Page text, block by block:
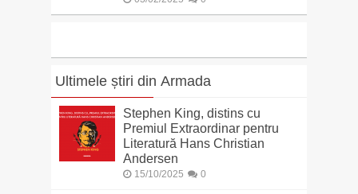
Ultimele știri din Armada
Stephen King, distins cu
Premiul Extraordinar pentru
Literatură Hans Christian
Andersen
15/10/2025 0